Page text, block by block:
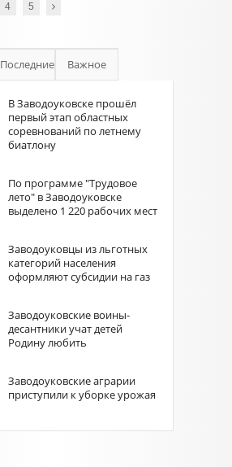
4 5
Последние Важное
В Заводоуковске прошёл
первый этап областных
соревнований по летнему
биатлону
По программе "Трудовое
лето" в Заводоуковске
выделено 1 220 рабочих мест
Заводоуковцы из льготных
категорий населения
оформляют субсидии на газ
Заводоуковские воины-
десантники учат детей
Родину любить
Заводоуковские аграрии
приступили к уборке урожая